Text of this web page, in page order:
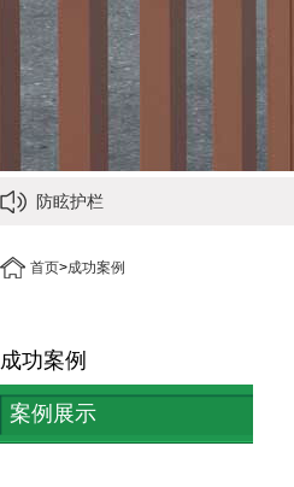
热镀锌京式圆钢型护栏介绍
首页>成功案例
成功案例
案例展示